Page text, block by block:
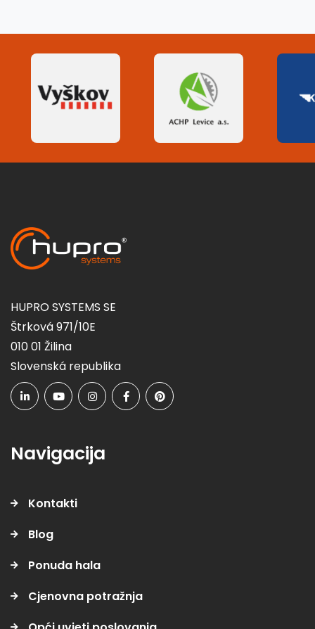
HUPRO SYSTEMS SE
Štrková 971/10E
010 01 Žilina
Slovenská republika
Navigacija
Kontakti
Blog
Ponuda hala
Cjenovna potražnja